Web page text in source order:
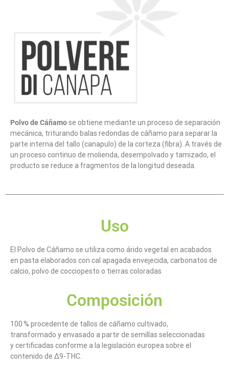
Polvo de Cáñamose obtiene mediante un proceso de separación
mecánica, triturando balas redondas de cáñamo para separar la
parte interna del tallo (canapulo) de la corteza (fibra). A través de
un proceso continuo de molienda, desempolvado y tamizado, el
producto se reduce a fragmentos de la longitud deseada.
Uso
El Polvo de Cáñamo se utiliza como árido vegetal en acabados
en pasta elaborados con cal apagada envejecida, carbonatos de
calcio, polvo de cocciopesto o tierras coloradas.
Composición
100 % procedente de tallos de cáñamo cultivado,
transformado y envasado a partir de semillas seleccionadas
y certificadas conforme a la legislación europea sobre el
contenido de Δ9-THC.